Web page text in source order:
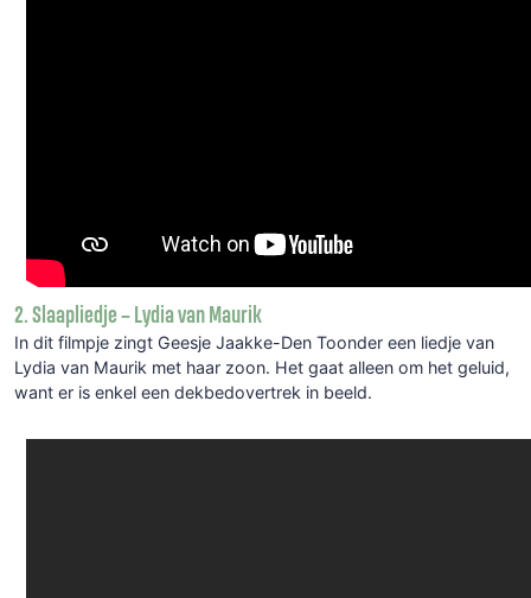
2. Slaapliedje – Lydia van Maurik
In dit filmpje zingt Geesje Jaakke-Den Toonder een liedje van
Lydia van Maurik met haar zoon. Het gaat alleen om het geluid,
want er is enkel een dekbedovertrek in beeld.